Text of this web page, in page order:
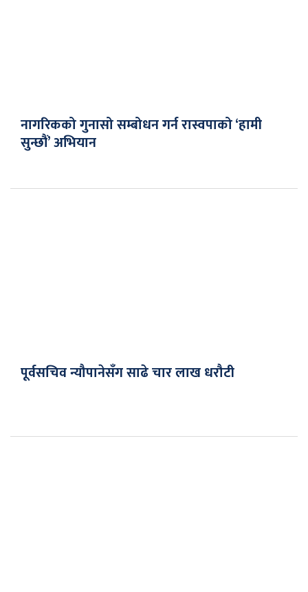
नागरिकको गुनासो सम्बोधन गर्न रास्वपाको ‘हामी
सुन्छौं’ अभियान
पूर्वसचिव न्यौपानेसँग साढे चार लाख धरौटी